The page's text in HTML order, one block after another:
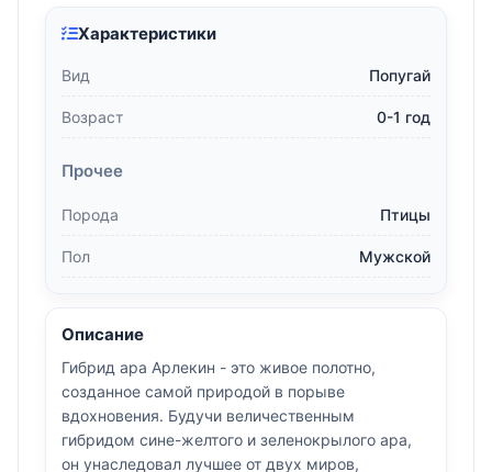
Характеристики
Вид Попугай
Возраст 0-1 год
Прочее
Порода Птицы
Пол Мужской
Описание
Гибрид ара Арлекин - это живое полотно,
созданное самой природой в порыве
вдохновения. Будучи величественным
гибридом сине-желтого и зеленокрылого ара,
он унаследовал лучшее от двух миров,